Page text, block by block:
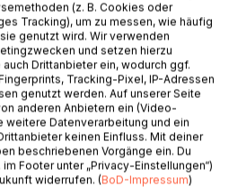
southern England in the 1880s.
is an adaptation of a
19th c. by Prussian officer
simulating operations at
it includes elements such as
and civil-military
has been used by the
groups of up to 40
here with the supplemnts
urban warfare scenarios, and
(z. B. Cookies oder
Tracking), um zu messen, wie häufig
genutzt wird. Wir verwenden
und setzen hierzu
Drittanbieter ein, wodurch ggf.
Tracking-Pixel, IP-Adressen
genutzt werden. Auf unserer Seite
anderen Anbietern ein (Video-
weitere Datenverarbeitung und ein
keinen Einfluss. Mit deiner
beschriebenen Vorgänge ein. Du
Footer unter „Privacy-Einstellungen“)
widerrufen. (BoD-Impressum)